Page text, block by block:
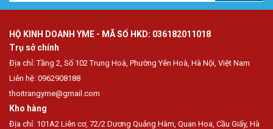
HỘ KINH DOANH YME - MÃ SỐ HKD: 036182011018
Trụ sở chính
Địa chỉ: Tầng 2, Số 102 Trung Hoà, Phường Yên Hoà, Hà Nội, Việt Nam
Liên hệ: 0962908188
thoitrangyme@gmail.com
Kho hàng
Địa chỉ: 101A2 Liên cơ, 72/2 Dương Quảng Hàm, Quan Hoa, Cầu Giấy, Hà